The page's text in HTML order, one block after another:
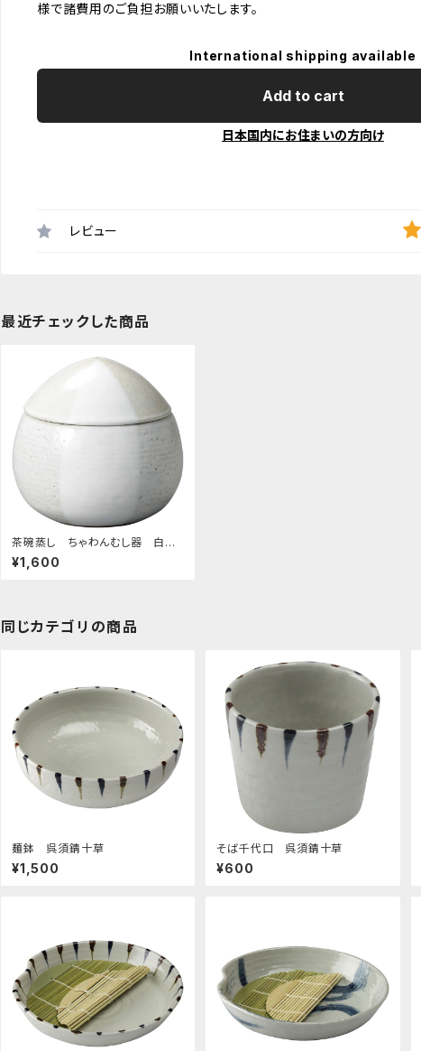
様で諸費用のご負担お願いいたします。
International shipping available
Add to cart
日本国内にお住まいの方向け
レビュー
最近チェックした商品
茶碗蒸し ちゃわんむし器 白風
車
¥1,600
同じカテゴリの商品
麺鉢 呉須錆十草
¥1,500
そば千代口 呉須錆十草
¥600